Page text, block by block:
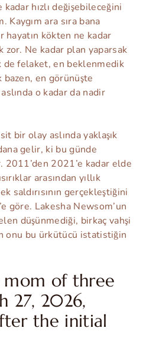
hızlı değişebileceğini
Kaygım ara sıra bana
hayatın kökten ne kadar
zor. Ne kadar plan yaparsak
de felaket, en beklenmedik
bazen, en görünüşte
o kadar da nadir
bir olay aslında yaklaşık
gelir, ki bu günde
2011’den 2021’e kadar elde
arasından yıllık
saldırısının gerçekleştiğini
göre. Lakesha Newsom’un
düşünmediği, birkaç vahşi
onu bu ürkütücü istatistiğin
mom of three
27, 2026,
the initial